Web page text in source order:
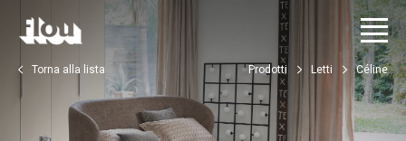
Torna alla lista Prodotti Letti Céline